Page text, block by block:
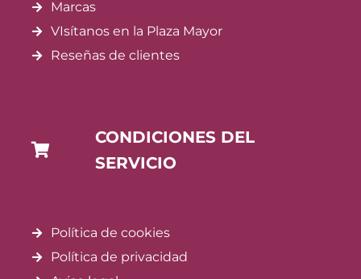
Marcas
VIsítanos en la Plaza Mayor
Reseñas de clientes
CONDICIONES DEL
SERVICIO
Política de cookies
Política de privacidad